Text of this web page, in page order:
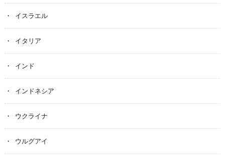
イスラエル
イタリア
インド
インドネシア
ウクライナ
ウルグアイ